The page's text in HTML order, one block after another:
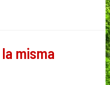
misma